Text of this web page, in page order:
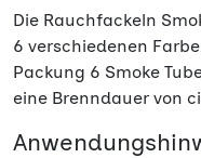
Die Rauchfackeln
6 verschiedenen
Packung 6 Smoke
eine Brenndauer von